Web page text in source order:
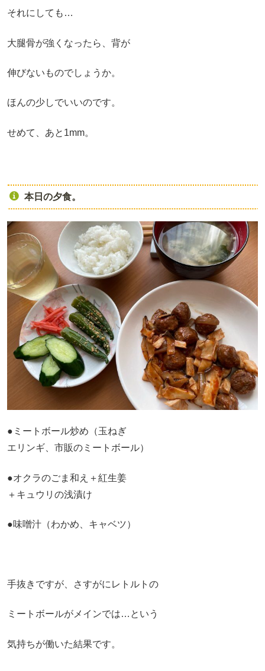
それにしても…
大腿骨が強くなったら、 背が
伸びない ものでしょうか。
ほんの少しでいいのです。
せめて、あと1mm。
本日の夕食。
●ミートボール炒め（玉ねぎ
エリンギ、市販のミートボール）
●オクラのごま和え＋紅生姜
＋キュウリの浅漬け
●味噌汁（わかめ、キャベツ）
手抜きですが、さすがにレトルトの
ミートボールがメインでは…という
気持ちが働いた結果です。